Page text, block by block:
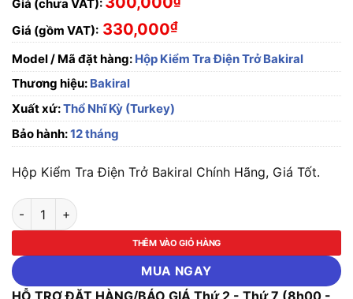
Giá (chưa VAT):
Giá (gồm VAT): 330,000₫
Model / Mã đặt hàng: Hộp Kiểm Tra Điện Trở Bakiral
Thương hiệu: Bakiral
Xuất xứ:Thổ Nhĩ Kỳ (Turkey)
Bảo hành:12 tháng
Hộp Kiểm Tra Điện Trở Bakiral Chính Hãng, Giá Tốt.
Hộp Kiểm Tra Điện Trở Bakiral số lượng
THÊM VÀO GIỎ HÀNG
MUA NGAY
HỖ TRỢ ĐẶT HÀNG/BÁO GIÁ Thứ 2 - Thứ 7 (8h00 -